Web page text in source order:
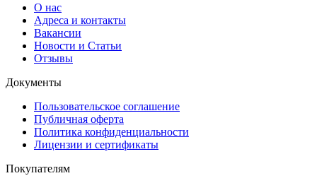
О нас
Адреса и контакты
Вакансии
Новости и Статьи
Отзывы
Документы
Пользовательское соглашение
Публичная оферта
Политика конфиденциальности
Лицензии и сертификаты
Покупателям